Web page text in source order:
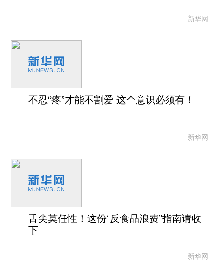
新华网
不忍“疼”才能不割爱 这个意识必须有！
新华网
舌尖莫任性！这份“反食品浪费”指南请收
下
新华网